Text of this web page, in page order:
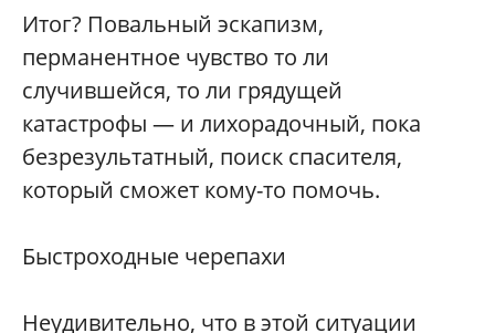
Итог? Повальный эскапизм,
перманентное чувство то ли
случившейся, то ли грядущей
катастрофы — и лихорадочный, пока
безрезультатный, поиск спасителя,
который сможет кому-то помочь.
Быстроходные черепахи
Неудивительно, что в этой ситуации